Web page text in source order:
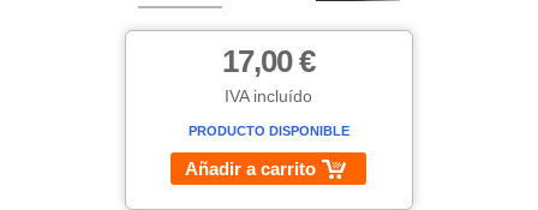
17,00 €
IVA incluído
PRODUCTO DISPONIBLE
Añadir a carrito